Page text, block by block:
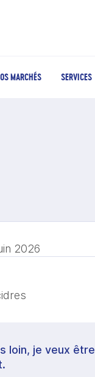
MARCHÉS SERVICES
2026
loin, je veux